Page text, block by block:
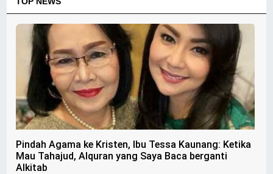
Pindah Agama ke Kristen, Ibu Tessa Kaunang: Ketika
Mau Tahajud, Alquran yang Saya Baca berganti
Alkitab